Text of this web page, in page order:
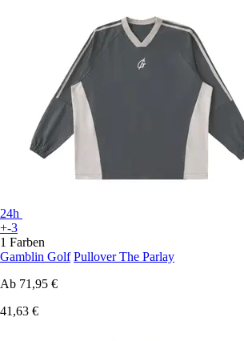
24h
+-3
1 Farben
Gamblin Golf Pullover The Parlay
Ab 71,95 €
41,63 €